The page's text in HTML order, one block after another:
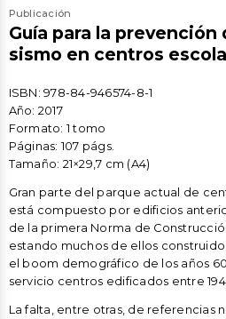
Publicación
Guía para la prevención
sismo en centros
ISBN: 978-84-946574-8-1
Año: 2017
Formato: 1 tomo
Páginas: 107 págs.
Tamaño: 21×29,7 cm (A4)
Gran parte del parque actual de
está compuesto por edificios
de la primera Norma de
estando muchos de ellos
el boom demográfico de los años
servicio centros edificados entre
La falta, entre otras, de referencias